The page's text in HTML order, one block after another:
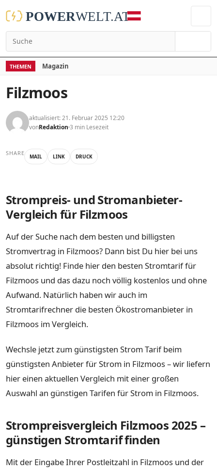
THEMEN Magazin
Filzmoos
aktualisiert: 21. Februar 2025 12:20
vonRedaktion 3 min Lesezeit
SHARE MAIL LINK DRUCK
Strompreis- und Stromanbieter-
Vergleich für Filzmoos
Auf der Suche nach dem besten und billigsten
Stromvertrag in Filzmoos? Dann bist Du hier bei uns
absolut richtig! Finde hier den besten Stromtarif für
Filzmoos und das dazu noch völlig kostenlos und ohne
Aufwand. Natürlich haben wir auch im
Stromtarifrechner die besten Ökostromanbieter in
Filzmoos im Vergleich.
Wechsle jetzt zum günstigsten Strom Tarif beim
günstigsten Anbieter für Strom in Filzmoos – wir liefern
hier einen aktuellen Vergleich mit einer großen
Auswahl an günstigen Tarifen für Strom in Filzmoos.
Strompreisvergleich Filzmoos 2025 –
günstigen Stromtarif finden
Mit der Eingabe Ihrer Postleitzahl in Filzmoos und der